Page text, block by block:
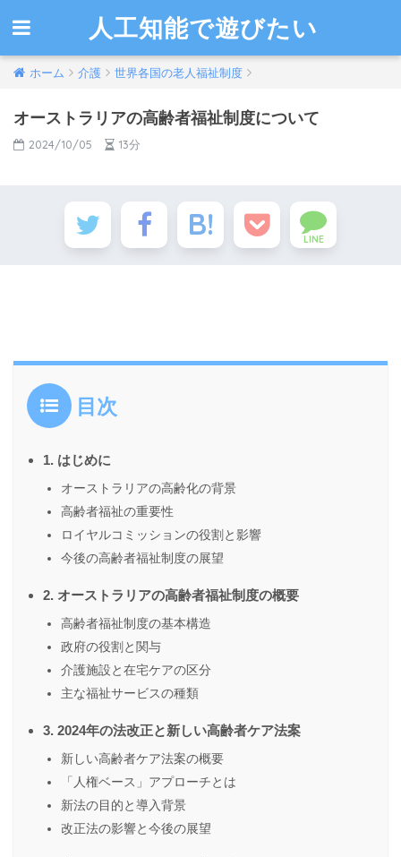
人工知能で遊びたい
ホーム 介護 世界各国の老人福祉制度
オーストラリアの高齢者福祉制度について
2024/10/05 13分
LINE
目次
1. はじめに
オーストラリアの高齢化の背景
高齢者福祉の重要性
ロイヤルコミッションの役割と影響
今後の高齢者福祉制度の展望
2. オーストラリアの高齢者福祉制度の概要
高齢者福祉制度の基本構造
政府の役割と関与
介護施設と在宅ケアの区分
主な福祉サービスの種類
3. 2024年の法改正と新しい高齢者ケア法案
新しい高齢者ケア法案の概要
「人権ベース」アプローチとは
新法の目的と導入背景
改正法の影響と今後の展望